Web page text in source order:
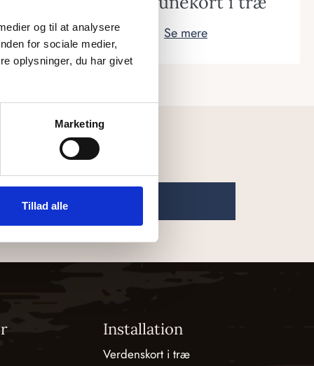
og til at analysere
for sociale medier,
oplysninger, du har givet
Marketing
Tillad alle
Se mere
Installation
Verdenskort i træ